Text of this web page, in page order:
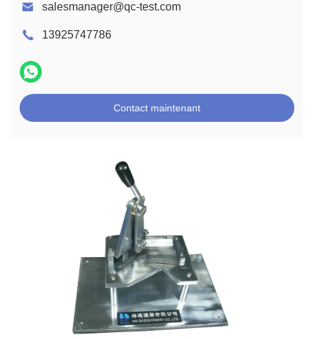
salesmanager@qc-test.com
13925747786
Contact maintenant